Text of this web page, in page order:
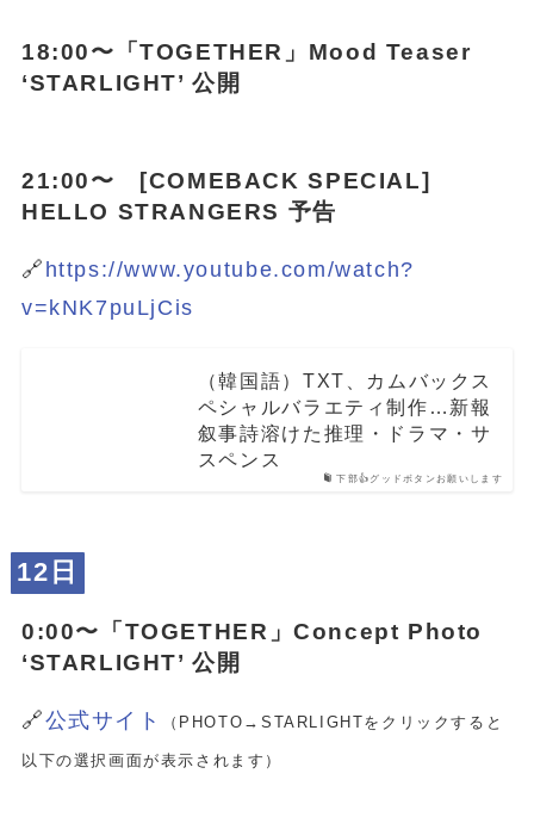
18:00〜「TOGETHER 」Mood Teaser
‘STARLIGHT’ 公開
21:00〜
[COMEBACK SPECIAL]
HELLO STRANGERS 予告
🔗 https://www.youtube.com/watch?
v=kNK7puLjCis
下部👍グッドボタンお願いします
（韓国語）TXT、カムバックス
ペシャルバラエティ制作…新報
叙事詩溶けた推理・ドラマ・サ
スペンス
12日
0:00〜「 TOGETHER 」Concept Photo
‘STARLIGHT’ 公開
🔗公式サイト （PHOTO→STARLIGHTをクリックすると
以下の選択画面が表示されます）